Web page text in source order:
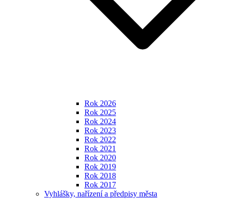
Rok 2026
Rok 2025
Rok 2024
Rok 2023
Rok 2022
Rok 2021
Rok 2020
Rok 2019
Rok 2018
Rok 2017
Vyhlášky, nařízení a předpisy města